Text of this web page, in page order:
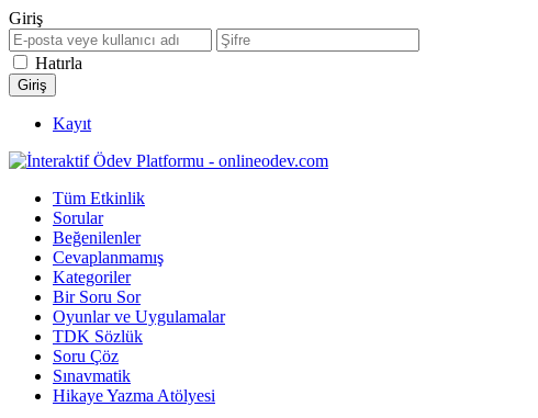
Giriş
Hatırla
Kayıt
Tüm Etkinlik
Sorular
Beğenilenler
Cevaplanmamış
Kategoriler
Bir Soru Sor
Oyunlar ve Uygulamalar
TDK Sözlük
Soru Çöz
Sınavmatik
Hikaye Yazma Atölyesi